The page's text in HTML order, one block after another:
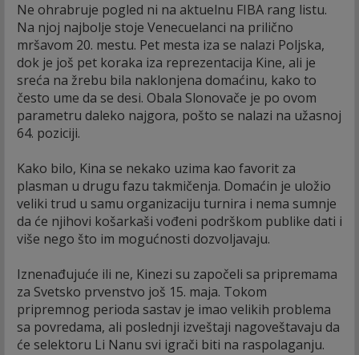
Ne ohrabruje pogled ni na aktuelnu FIBA rang listu.
Na njoj najbolje stoje Venecuelanci na prilično
mršavom 20. mestu. Pet mesta iza se nalazi Poljska,
dok je još pet koraka iza reprezentacija Kine, ali je
sreća na žrebu bila naklonjena domaćinu, kako to
često ume da se desi. Obala Slonovače je po ovom
parametru daleko najgora, pošto se nalazi na užasnoj
64. poziciji.
Kako bilo, Kina se nekako uzima kao favorit za
plasman u drugu fazu takmičenja. Domaćin je uložio
veliki trud u samu organizaciju turnira i nema sumnje
da će njihovi košarkaši vođeni podrškom publike dati i
više nego što im mogućnosti dozvoljavaju.
Iznenađujuće ili ne, Kinezi su započeli sa pripremama
za Svetsko prvenstvo još 15. maja. Tokom
pripremnog perioda sastav je imao velikih problema
sa povredama, ali poslednji izveštaji nagoveštavaju da
će selektoru Li Nanu svi igrači biti na raspolaganju.